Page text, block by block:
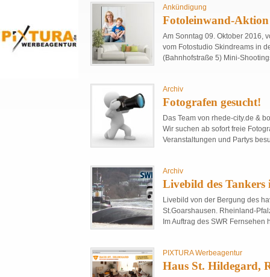
Ankündigung
Fotoleinwand-
Am Sonntag 09. Oktober 2016,
vom Fotostudio Skindreams in
(Bahnhofstraße 5) Mini-
Archiv
Fotografen gesucht!
Das Team von rhede-city.de &
Wir suchen ab sofort freie
Veranstaltungen und Partys
Archiv
Livebild des Tankers
Livebild von der Bergung des
St.Goarshausen. Rheinland-
Im Auftrag des SWR Fernsehen
PIXTURA Werbeagentur
Haus St. Hildegard,